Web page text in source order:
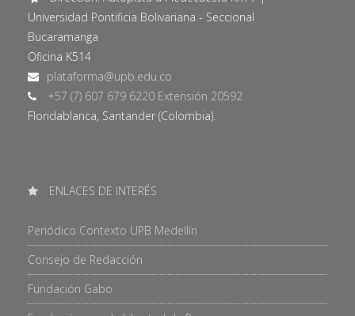
Universidad Pontificia Bolivariana - Seccional
Bucaramanga
Oficina K514
+57 (7) 607 679 6220 Extensión 20592
Floridablanca, Santander (Colombia).
ENLACES DE INTERÉS
Periódico Contexto UPB Medellín
Consejo de Redacción
Fundación Gabo